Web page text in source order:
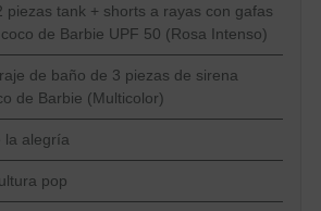
piezas tank + shorts a rayas con gafas
de Barbie UPF 50 (Rosa Intenso)
de baño de 3 piezas de sirena
de Barbie (Multicolor)
la alegría
pop